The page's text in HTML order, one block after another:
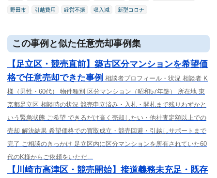
野田市 引越費用 経営不振 収入減 新型コロナ
この事例と似た任意売却事例集
【足立区・競売直前】築古区分マンションを希望価
格で任意売却できた事例 相談者プロフィール・状況 相談者 K
様（男性・60代） 物件種別 区分マンション（昭和57年築） 所在地 東
京都足立区 相談時の状況 競売申立済み・入札・開札まで残りわずかと
いう緊急状態 ご希望 できるだけ高く売却したい・他社査定額以上での
売却 解決結果 希望価格での買取成立・競売回避・引越しサポートまで
完了 ご相談のきっかけ 足立区内に区分マンションを所有されていた60
代のK様からご依頼をいただ...
【川崎市高津区・競売開始】接道義務未充足・既存